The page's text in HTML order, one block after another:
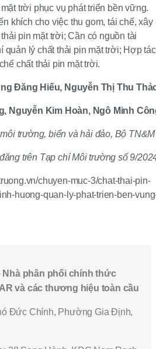
trời phục vụ phát triển bền vững.
khích cho việc thu gom, tái chế, xây
pin mặt trời; Cần có nguồn tài
quản lý chất thải pin mặt trời; Hợp tác
chất thải pin mặt trời.
Đăng Hiếu, Nguyễn Thị Thu
Nguyễn Kim Hoàn, Ngô Minh
trường, biển và hải đảo, Bộ TN&
trên Tạp chí Môi trường số 9/
chuyen-muc-3/chat-thai-pin-
huong-quan-ly-phat-trien-ben-
Nhà phân phối chính thức
và các thương hiệu toàn cầu
Đức Chính, Phường Gia Định,